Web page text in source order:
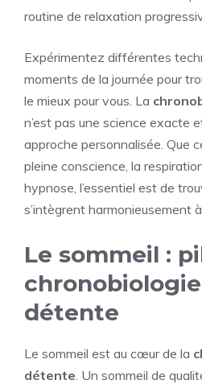
routine de relaxation
Expérimentez différentes
moments de la journée pour
le mieux pour vous. La
n’est pas une science exacte
approche personnalisée. Que
pleine conscience, la
hypnose, l’essentiel est de
s’intègrent harmonieusement
Le sommeil :
détente
Le sommeil est au cœur de la
détente. Un sommeil de